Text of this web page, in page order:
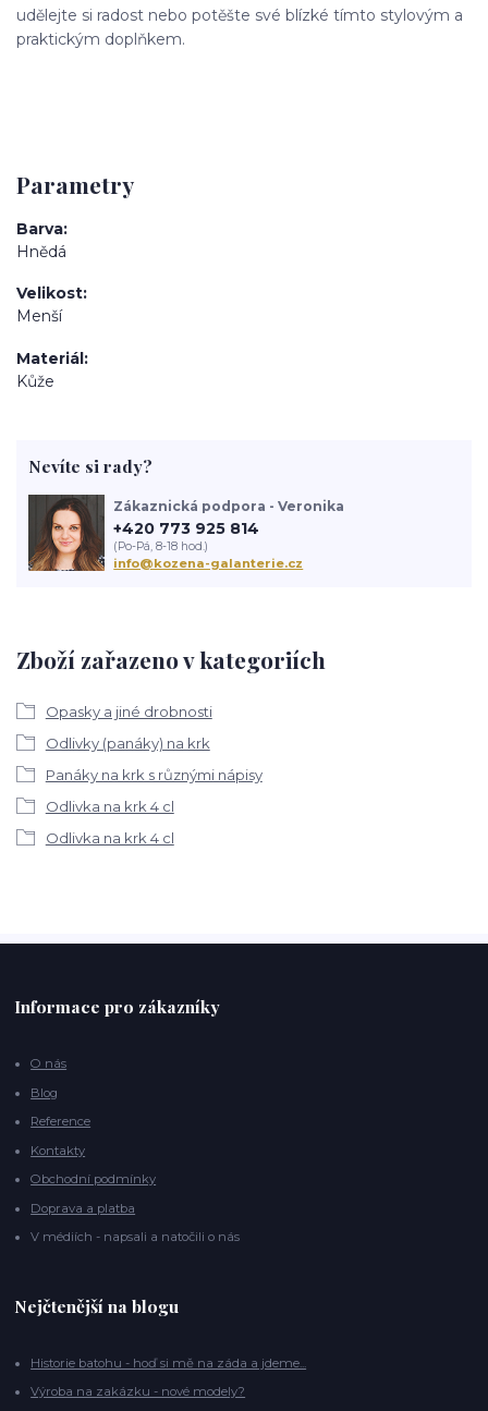
udělejte si radost nebo potěšte své blízké tímto stylovým a
praktickým doplňkem.
Parametry
Barva
Hnědá
Velikost
Menší
Materiál
Kůže
Zboží zařazeno v kategoriích
Opasky a jiné drobnosti
Odlivky (panáky) na krk
Panáky na krk s různými nápisy
Odlivka na krk 4 cl
Odlivka na krk 4 cl
Nevíte si rady?
Zákaznická podpora - Veronika
+420 773 925 814
(Po-Pá, 8-18 hod.)
info@kozena-galanterie.cz
Informace pro zákazníky
O nás
Blog
Reference
Kontakty
Obchodní podmínky
Doprava a platba
V médiích - napsali a natočili o nás
Nejčtenější na blogu
Historie batohu - hoď si mě na záda a jdeme...
Výroba na zakázku - nové modely?